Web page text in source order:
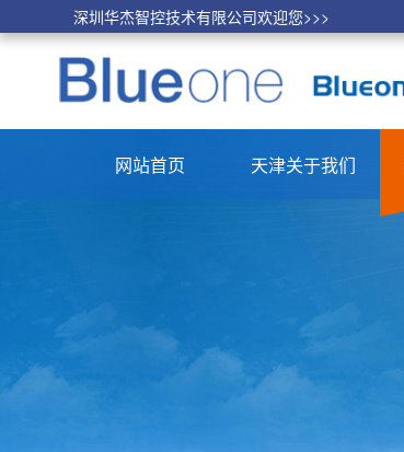
深圳华杰智控技术有限公司欢迎您>>>
网站首页 天津关于我们